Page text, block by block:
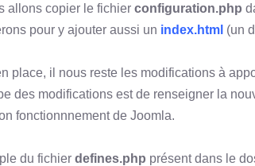
allons copier le fichier configuration.php
pour y ajouter aussi un index.html (un
place, il nous reste les modifications à
des modifications est de renseigner la
fonctionnnement de Joomla.
du fichier defines.php présent dans le